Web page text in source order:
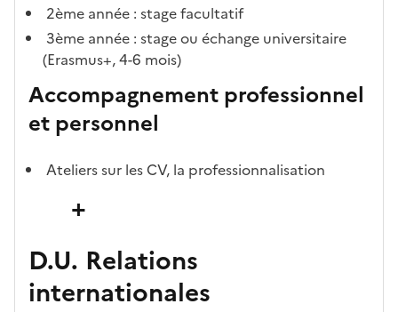
2ème année : stage facultatif
3ème année : stage ou échange universitaire
(Erasmus+, 4-6 mois)
Accompagnement professionnel
et personnel
Ateliers sur les CV, la professionnalisation
+
D.U. Relations
internationales